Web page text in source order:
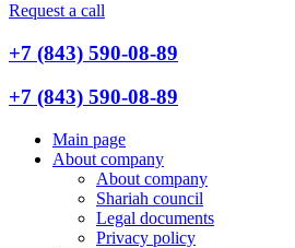
Request a call
+7 (843) 590-08-89
+7 (843) 590-08-89
Main page
About company
About company
Shariah council
Legal documents
Privacy policy